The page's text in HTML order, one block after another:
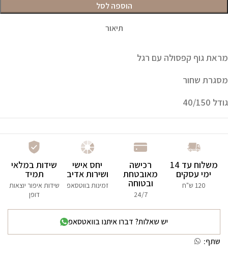
הוספה לסל
תיאור
מראת גוף קפסולה עם רגל
מסגרת שחור
גודל 40/150
משלוח עד 14
ימי עסקים
120 ש"ח
רכישה
מאובטחת
ובטוחה
24/7
יחס אישי
ושירות אדיב
זמינות בווטסאפ
שידות במלאי
תמיד
שידות איפור יוצאות
דופן
יש שאלות? דברו איתנו בוואטסאפ
שתף: